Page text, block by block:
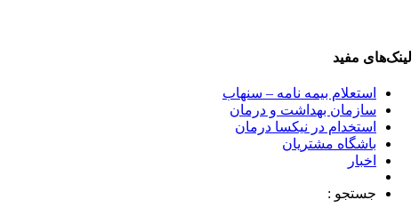
لینک‌های مفید
استعلام بیمه نامه – سنهاب
سازمان بهداشت و درمان
استخدام در نیکسا درمان
باشگاه مشتریان
اخبار
جستجو :